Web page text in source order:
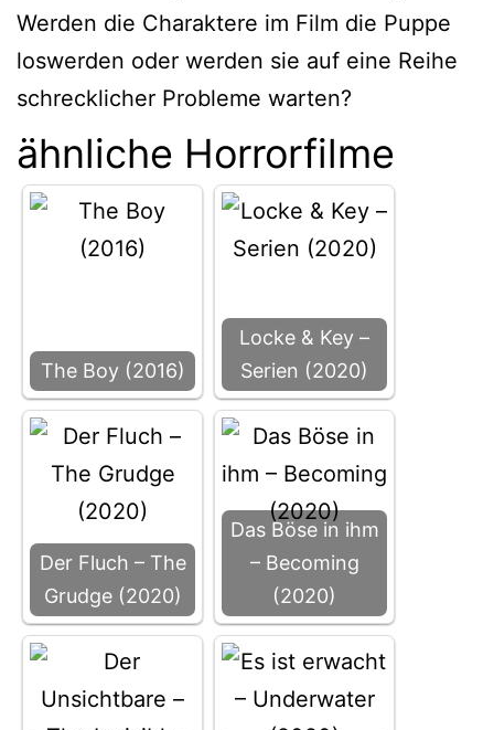
Werden die Charaktere im Film die Puppe
loswerden oder werden sie auf eine Reihe
schrecklicher Probleme warten?
ähnliche Horrorfilme
The Boy (2016)
Locke & Key –
Serien (2020)
Der Fluch – The
Grudge (2020)
Das Böse in ihm
– Becoming
(2020)